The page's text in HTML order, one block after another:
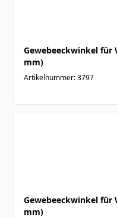
Gewebeeckwinkel für
mm)
Artikelnummer: 3797
Gewebeeckwinkel für
mm)